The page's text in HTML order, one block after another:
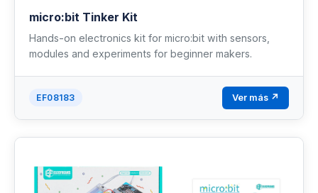
micro:bit Tinker Kit
Hands-on electronics kit for micro:bit with sensors,
modules and experiments for beginner makers.
EF08183 Ver más ↗